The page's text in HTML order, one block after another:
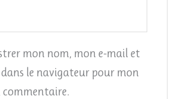
mon nom, mon e-mail et
le navigateur pour mon